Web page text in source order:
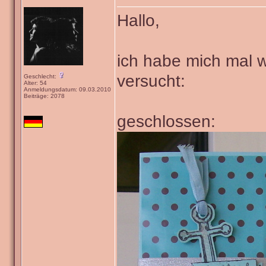
Geschlecht:
Alter: 54
Anmeldungsdatum: 09.03.2010
Beiträge: 2078
Hallo,
ich habe mich mal
versucht:
geschlossen: